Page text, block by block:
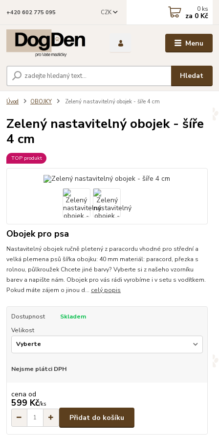
Menu
CZK
Hledat
+420 602 775 095 0 ks
za 0 Kč
Úvod OBOJKY Zelený nastavitelný obojek - šíře 4 cm
Zelený nastavitelný obojek - šíře
4 cm
TOP produkt
Obojek pro psa
Nastavitelný obojek ručně pletený z paracordu vhodné pro střední a
velká plemena psů šířka obojku: 40 mm materiál: paracord, přezka s
rolnou, půlkroužek Chcete jiné barvy? Vyberte si z našeho vzorníku
barev a napište nám. Obojek pro vás rádi vyrobíme i v setu s vodítkem.
Pokud máte zájem o jinou d... celý popis
Dostupnost
Skladem
Velikost
Nejsme plátci DPH
cena od
599 Kč/ks
Přidat do košíku